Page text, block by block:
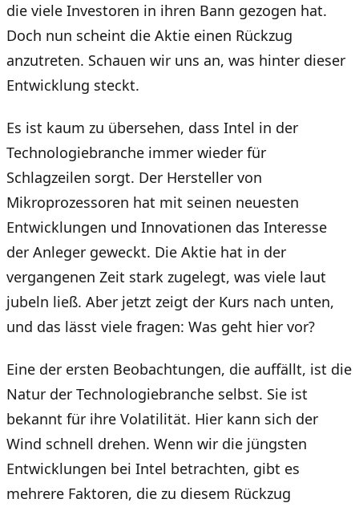
die viele Investoren in ihren Bann gezogen hat.
Doch nun scheint die Aktie einen Rückzug
anzutreten. Schauen wir uns an, was hinter dieser
Entwicklung steckt.
Es ist kaum zu übersehen, dass Intel in der
Technologiebranche immer wieder für
Schlagzeilen sorgt. Der Hersteller von
Mikroprozessoren hat mit seinen neuesten
Entwicklungen und Innovationen das Interesse
der Anleger geweckt. Die Aktie hat in der
vergangenen Zeit stark zugelegt, was viele laut
jubeln ließ. Aber jetzt zeigt der Kurs nach unten,
und das lässt viele fragen: Was geht hier vor?
Eine der ersten Beobachtungen, die auffällt, ist die
Natur der Technologiebranche selbst. Sie ist
bekannt für ihre Volatilität. Hier kann sich der
Wind schnell drehen. Wenn wir die jüngsten
Entwicklungen bei Intel betrachten, gibt es
mehrere Faktoren, die zu diesem Rückzug